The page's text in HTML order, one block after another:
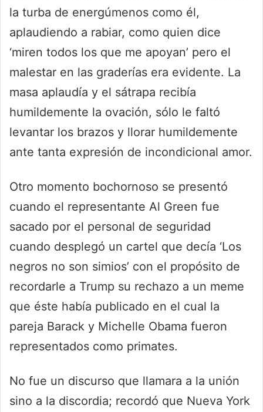
la turba de energúmenos como él,
aplaudiendo a rabiar, como quien dice
‘miren todos los que me apoyan’ pero el
malestar en las graderías era evidente. La
masa aplaudía y el sátrapa recibía
humildemente la ovación, sólo le faltó
levantar los brazos y llorar humildemente
ante tanta expresión de incondicional amor.
Otro momento bochornoso se presentó
cuando el representante Al Green fue
sacado por el personal de seguridad
cuando desplegó un cartel que decía ‘Los
negros no son simios’ con el propósito de
recordarle a Trump su rechazo a un meme
que éste había publicado en el cual la
pareja Barack y Michelle Obama fueron
representados como primates.
No fue un discurso que llamara a la unión
sino a la discordia; recordó que Nueva York